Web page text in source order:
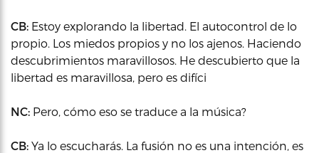
CB: Estoy explorando la libertad. El autocontrol de lo
propio. Los miedos propios y no los ajenos. Haciendo
descubrimientos maravillosos. He descubierto que la
libertad es maravillosa, pero es difíci
NC: Pero, cómo eso se traduce a la música?
CB: Ya lo escucharás. La fusión no es una intención, es